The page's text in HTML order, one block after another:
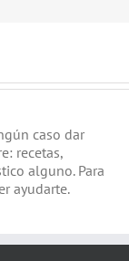
caso dar
recetas,
alguno. Para
ayudarte.